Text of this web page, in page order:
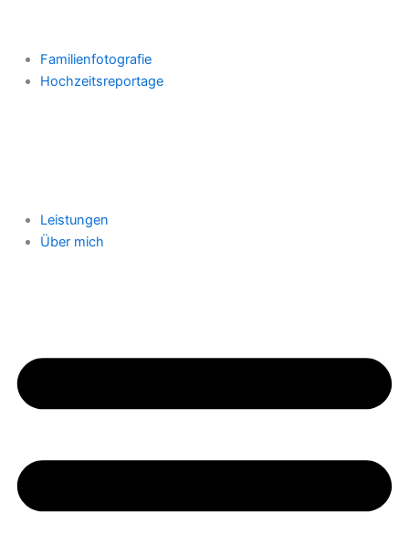
Familienfotografie
Hochzeitsreportage
Leistungen
Über mich